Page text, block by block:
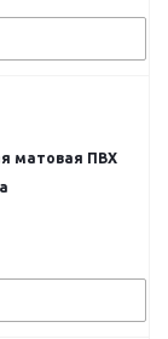
матовая ПВХ